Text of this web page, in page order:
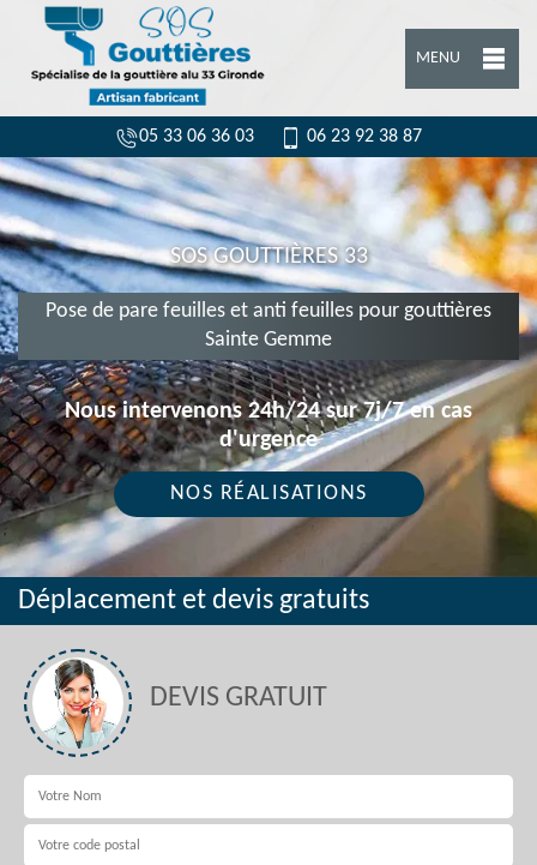
MENU
05 33 06 36 03 06 23 92 38 87
SOS GOUTTIÈRES 33
Pose de pare feuilles et anti feuilles pour gouttières
Sainte Gemme
Nous intervenons 24h/24 sur 7j/7 en cas
d'urgence
NOS RÉALISATIONS
Déplacement et devis gratuits
DEVIS GRATUIT